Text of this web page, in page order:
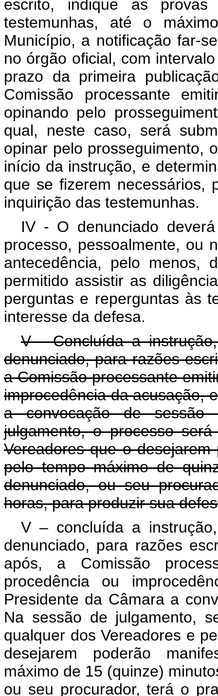
escrito, indique as
testemunhas, até o
Município, a notificação far-
no órgão oficial, com
prazo da primeira
Comissão processante
opinando pelo
qual, neste caso, será
opinar pelo prosseguimento,
início da instrução, e
que se fizerem necessários,
inquirição das testemunhas.
IV - O denunciado
processo, pessoalmente, ou
antecedência, pelo menos,
permitido assistir as
perguntas e reperguntas às
interesse da defesa.
V - Concluída a
denunciado, para razões
a Comissão processante
improcedência da acusação,
a convocação de sessão
julgamento, o processo
Vereadores que o
pelo tempo máximo de
denunciado, ou seu
horas, para produzir sua
V – concluída a
denunciado, para razões
após, a Comissão
procedência ou
Presidente da Câmara a
Na sessão de julgamento,
qualquer dos Vereadores e
desejarem poderão
máximo de 15 (quinze)
ou seu procurador, terá o